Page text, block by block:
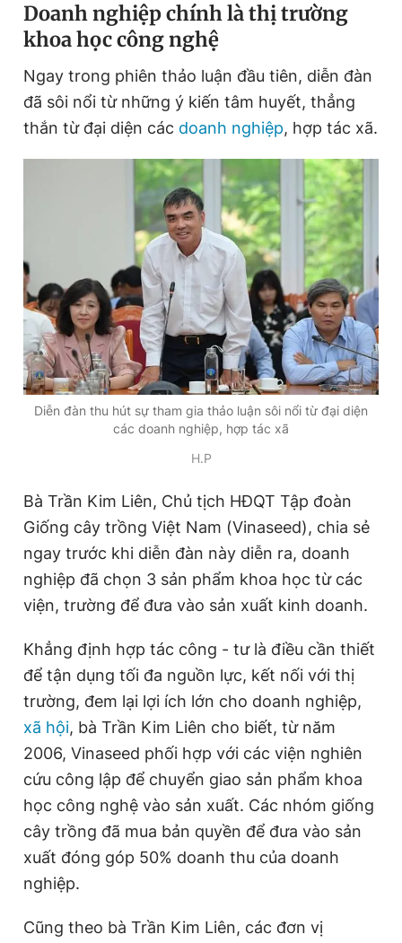
Thông tin tòa soạn Liên hệ quảng cáo
Đọc Thanh Niên trên điện thoại
Theo dõi báo trên
Hotline
0906 645 777
Liên hệ quảng cáo
0908 780 404
Đặt báo Quảng cáo RSS Tòa soạn Chính sách bảo
Phó tổng biên tập thường trực: Hải Thành
Phó tổng biên tập: Trần Việt Hưng
Tổng thư ký tòa soạn: Đức Trung
Giấy phép xuất bản số 110/GP - BTTTT cấp ngày 24.3.2020
© 2003-2026 Bản quyền thuộc về Báo Thanh Niên. Cấm sao
chép dưới mọi hình thức nếu không có sự chấp thuận bằng văn
bản. Phát triển bởi ePi Technologies, JSC.
Doanh nghiệp chính là thị trường
khoa học công nghệ
Ngay trong phiên thảo luận đầu tiên, diễn đàn
đã sôi nổi từ những ý kiến tâm huyết, thẳng
thắn từ đại diện các doanh nghiệp, hợp tác xã.
Diễn đàn thu hút sự tham gia thảo luận sôi nổi từ đại diện
các doanh nghiệp, hợp tác xã
H.P
Bà Trần Kim Liên, Chủ tịch HĐQT Tập đoàn
Giống cây trồng Việt Nam (Vinaseed), chia sẻ
ngay trước khi diễn đàn này diễn ra, doanh
nghiệp đã chọn 3 sản phẩm khoa học từ các
viện, trường để đưa vào sản xuất kinh doanh.
Khẳng định hợp tác công - tư là điều cần thiết
để tận dụng tối đa nguồn lực, kết nối với thị
trường, đem lại lợi ích lớn cho doanh nghiệp,
xã hội, bà Trần Kim Liên cho biết, từ năm
2006, Vinaseed phối hợp với các viện nghiên
cứu công lập để chuyển giao sản phẩm khoa
học công nghệ vào sản xuất. Các nhóm giống
cây trồng đã mua bản quyền để đưa vào sản
xuất đóng góp 50% doanh thu của doanh
nghiệp.
Cũng theo bà Trần Kim Liên, các đơn vị